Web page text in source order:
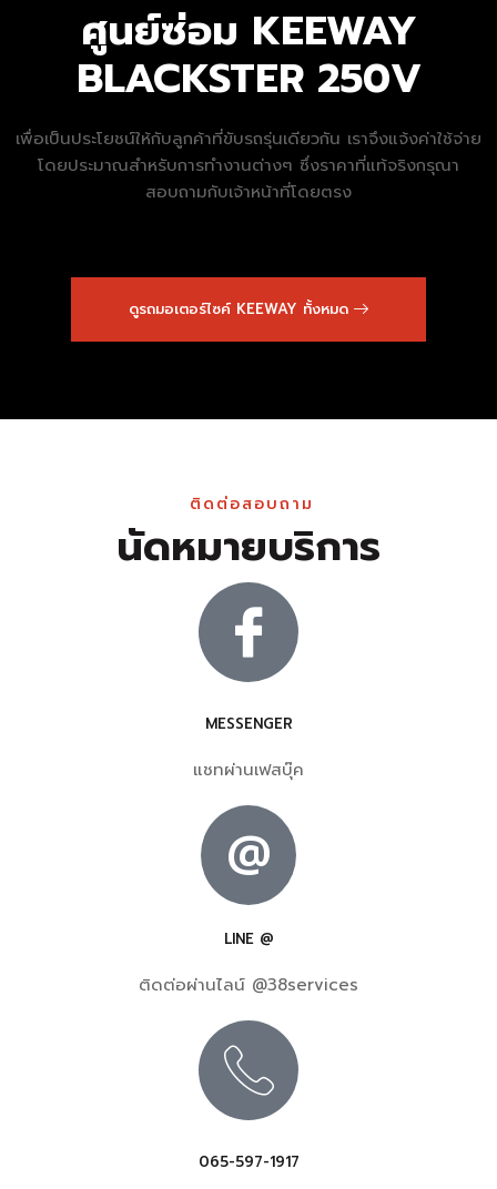
ศูนย์ซ่อม KEEWAY
BLACKSTER 250V
เพื่อเป็นประโยชน์ให้กับลูกค้าที่ขับรถรุ่นเดียวกัน เราจึงแจ้งค่าใช้จ่าย
โดยประมาณสำหรับการทำงานต่างๆ ซึ่งราคาที่แท้จริงกรุณา
สอบถามกับเจ้าหน้าที่โดยตรง
ดูรถมอเตอร์ไซค์ KEEWAY ทั้งหมด
ติดต่อสอบถาม
นัดหมายบริการ
MESSENGER
แชทผ่านเฟสบุ๊ค
@
LINE @
ติดต่อผ่านไลน์ @38services
065-597-1917